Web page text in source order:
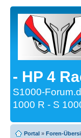
- HP 4
S1000-
1000 R - S
Portal » Foren-